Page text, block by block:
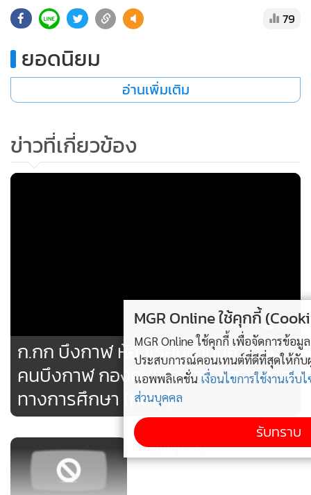
79
ยอดนิยม
อ่านเพิ่มเติม
ข่าวที่เกี่ยวข้อง
108
ก.กก บึงกาฬ ห้องเรียนข้ามขอบของ
คนบึงกาฬ กองทุนเพื่อความเสมอภาค
ทางการศึกษา (กสศ.)
[ข้อมูลที่ถูกลบ]
MGR Online ใช้คุกกี้ (Cookies)
MGR Online ใช้คุกกี้ เพื่อจัดการข้อมูลส่วนบุคคลเพื่อนำเสนอ
ประสบการณ์คอนเทนต์ที่ดีที่สุดให้กับผู้อ่านบนเว็บไซต์ และ
แอพพลิเคชั่นเงื่อนไขการใช้งานเว็บไซต์ และนโยบายสิทธิ
ส่วนบุคคล
รับทราบ